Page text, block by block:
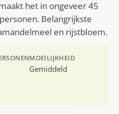
het in ongeveer 45
Belangrijkste
en rijstbloem.
MOEILIJKHEID
Gemiddeld